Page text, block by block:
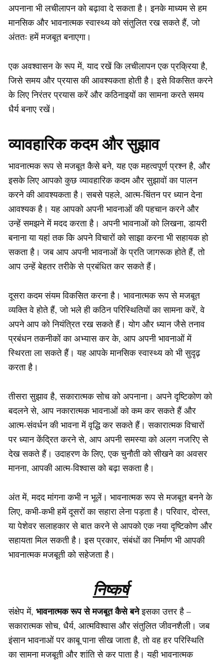
अपनाना भी लचीलापन को बढ़ावा दे सकता है। इनके माध्यम से हम
मानसिक और भावनात्मक स्वास्थ्य को संतुलित रख सकते हैं, जो
अंततः हमें मजबूत बनाएगा।
एक अवश्वासन के रूप में, याद रखें कि लचीलापन एक प्रक्रिया है,
जिसे समय और प्रयास की आवश्यकता होती है। इसे विकसित करने
के लिए निरंतर प्रयास करें और कठिनाइयों का सामना करते समय
धैर्य बनाए रखें।
व्यावहारिक कदम और सुझाव
भावनात्मक रूप से मजबूत कैसे बने, यह एक महत्वपूर्ण प्रश्न है, और
इसके लिए आपको कुछ व्यावहारिक कदम और सुझावों का पालन
करने की आवश्यकता है। सबसे पहले, आत्म-चिंतन पर ध्यान देना
आवश्यक है। यह आपको अपनी भावनाओं की पहचान करने और
उन्हें समझने में मदद करता है। अपनी भावनाओं को लिखना, डायरी
बनाना या यहां तक कि अपने विचारों को साझा करना भी सहायक हो
सकता है। जब आप अपनी भावनाओं के प्रति जागरूक होते हैं, तो
आप उन्हें बेहतर तरीके से प्रबंधित कर सकते हैं।
दूसरा कदम संयम विकसित करना है। भावनात्मक रूप से मजबूत
व्यक्ति वे होते हैं, जो भले ही कठिन परिस्थितियों का सामना करें, वे
अपने आप को नियंत्रित रख सकते हैं। योग और ध्यान जैसे तनाव
प्रबंधन तकनीकों का अभ्यास कर के, आप अपनी भावनाओं में
स्थिरता ला सकते हैं। यह आपके मानसिक स्वास्थ्य को भी सुदृढ़
करता है।
तीसरा सुझाव है, सकारात्मक सोच को अपनाना। अपने दृष्टिकोण को
बदलने से, आप नकारात्मक भावनाओं को कम कर सकते हैं और
आत्म-संवर्धन की भावना में वृद्धि कर सकते हैं। सकारात्मक विचारों
पर ध्यान केंद्रित करने से, आप अपनी समस्या को अलग नजरिए से
देख सकते हैं। उदाहरण के लिए, एक चुनौती को सीखने का अवसर
मानना, आपकी आत्म-विश्वास को बढ़ा सकता है।
अंत में, मदद मांगना कभी न भूलें। भावनात्मक रूप से मजबूत बनने के
लिए, कभी-कभी हमें दूसरों का सहारा लेना पड़ता है। परिवार, दोस्त,
या पेशेवर सलाहकार से बात करने से आपको एक नया दृष्टिकोण और
सहायता मिल सकती है। इस प्रकार, संबंधों का निर्माण भी आपकी
भावनात्मक मजबूती को सहेजता है।
निष्कर्ष
संक्षेप में, भावनात्मक रूप से मजबूत कैसे बनेइसका उत्तर है –
सकारात्मक सोच, धैर्य, आत्मविश्वास और संतुलित जीवनशैली। जब
इंसान भावनाओं पर काबू पाना सीख जाता है, तो वह हर परिस्थिति
का सामना मजबूती और शांति से कर पाता है। यही भावनात्मक